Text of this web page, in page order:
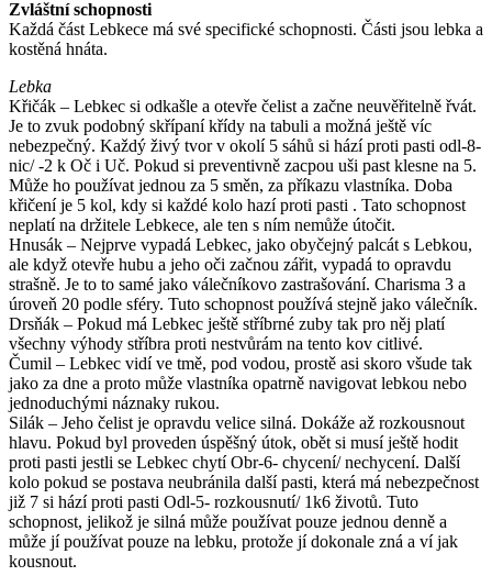
Zvláštní schopnosti
Každá část Lebkece má své specifické schopnosti. Části jsou lebka a
kostěná hnáta.
Lebka
Křičák – Lebkec si odkašle a otevře čelist a začne neuvěřitelně řvát.
Je to zvuk podobný skřípaní křídy na tabuli a možná ještě víc
nebezpečný. Každý živý tvor v okolí 5 sáhů si hází proti pasti odl-8-
nic/ -2 k Oč i Uč. Pokud si preventivně zacpou uši past klesne na 5.
Může ho používat jednou za 5 směn, za příkazu vlastníka. Doba
křičení je 5 kol, kdy si každé kolo hazí proti pasti . Tato schopnost
neplatí na držitele Lebkece, ale ten s ním nemůže útočit.
Hnusák – Nejprve vypadá Lebkec, jako obyčejný palcát s Lebkou,
ale když otevře hubu a jeho oči začnou zářit, vypadá to opravdu
strašně. Je to to samé jako válečníkovo zastrašování. Charisma 3 a
úroveň 20 podle sféry. Tuto schopnost používá stejně jako válečník.
Drsňák – Pokud má Lebkec ještě stříbrné zuby tak pro něj platí
všechny výhody stříbra proti nestvůrám na tento kov citlivé.
Čumil – Lebkec vidí ve tmě, pod vodou, prostě asi skoro všude tak
jako za dne a proto může vlastníka opatrně navigovat lebkou nebo
jednoduchými náznaky rukou.
Silák – Jeho čelist je opravdu velice silná. Dokáže až rozkousnout
hlavu. Pokud byl proveden úspěšný útok, obět si musí ještě hodit
proti pasti jestli se Lebkec chytí Obr-6- chycení/ nechycení. Další
kolo pokud se postava neubránila další pasti, která má nebezpečnost
již 7 si hází proti pasti Odl-5- rozkousnutí/ 1k6 životů. Tuto
schopnost, jelikož je silná může používat pouze jednou denně a
může jí používat pouze na lebku, protože jí dokonale zná a ví jak
kousnout.